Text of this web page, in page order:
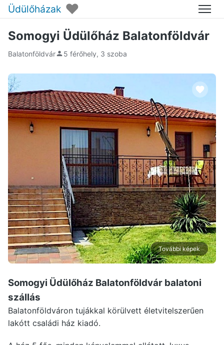
Üdülőházak ♥ Menü
Somogyi Üdülőház Balatonföldvár
Balatonföldvár 5 férőhely, 3 szoba
További képek
Somogyi Üdülőház Balatonföldvár balatoni
szállás
Balatonföldváron tujákkal körülvett életvitelszerűen
lakótt családi ház kiadó.